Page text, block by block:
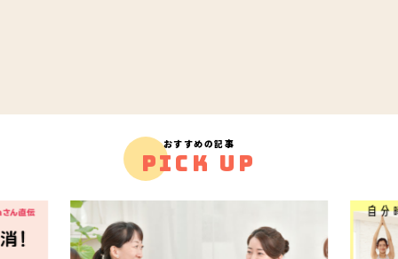
おすすめの記事
PICK UP